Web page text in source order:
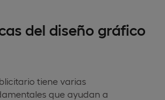
del diseño gráfico
tiene varias
que ayudan a